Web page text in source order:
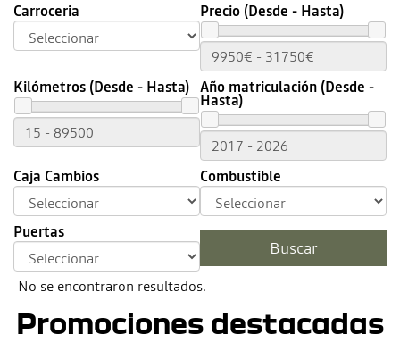
Carroceria Precio (Desde - Hasta)
Kilómetros (Desde - Hasta) Año matriculación (Desde -
Hasta)
Caja Cambios Combustible
Puertas
No se encontraron resultados.
Promociones destacadas